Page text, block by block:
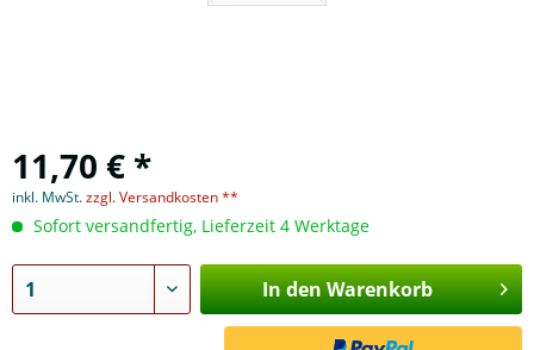
11,70 € *
inkl. MwSt.zzgl. Versandkosten **
Sofort versandfertig, Lieferzeit 4 Werktage
In den Warenkorb